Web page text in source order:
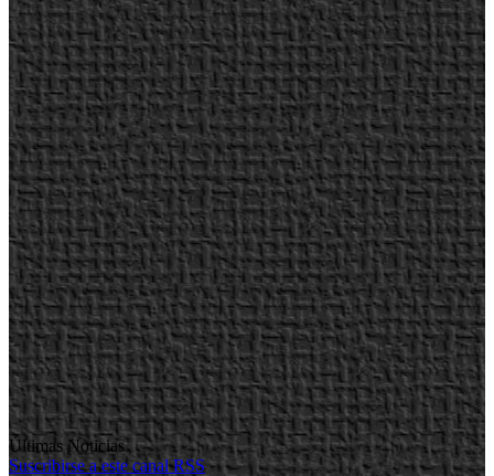
Últimas Noticias
Suscribirse a este canal RSS